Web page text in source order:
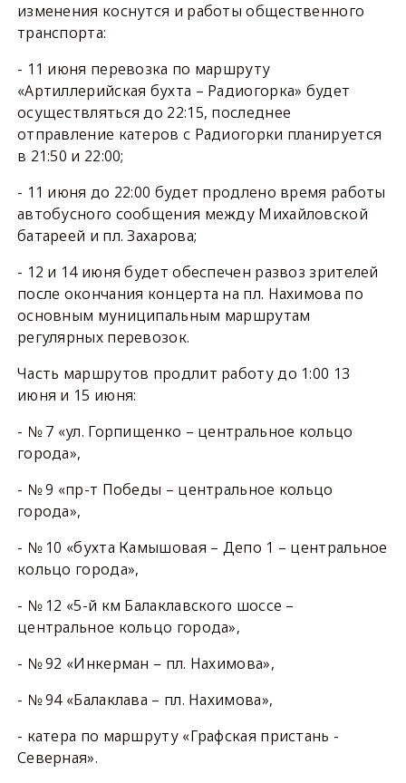
изменения коснутся и работы общественного
транспорта:
- 11 июня перевозка по маршруту
«Артиллерийская бухта – Радиогорка» будет
осуществляться до 22:15, последнее
отправление катеров с Радиогорки планируется
в 21:50 и 22:00;
- 11 июня до 22:00 будет продлено время работы
автобусного сообщения между Михайловской
батареей и пл. Захарова;
- 12 и 14 июня будет обеспечен развоз зрителей
после окончания концерта на пл. Нахимова по
основным муниципальным маршрутам
регулярных перевозок.
Часть маршрутов продлит работу до 1:00 13
июня и 15 июня:
- № 7 «ул. Горпищенко – центральное кольцо
города»,
- № 9 «пр-т Победы – центральное кольцо
города»,
- № 10 «бухта Камышовая – Депо 1 – центральное
кольцо города»,
- № 12 «5-й км Балаклавского шоссе –
центральное кольцо города»,
- № 92 «Инкерман – пл. Нахимова»,
- № 94 «Балаклава – пл. Нахимова»,
- катера по маршруту «Графская пристань -
Северная».